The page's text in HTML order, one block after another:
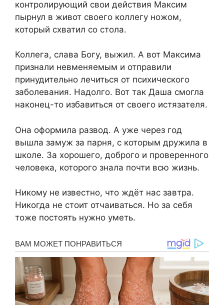
контролирующий свои действия Максим
пырнул в живот своего коллегу ножом,
который схватил со стола.
Коллега, слава Богу, выжил. А вот Максима
признали невменяемым и отправили
принудительно лечиться от психического
заболевания. Надолго. Вот так Даша смогла
наконец-то избавиться от своего истязателя.
Она оформила развод. А уже через год
вышла замуж за парня, с которым дружила в
школе. За хорошего, доброго и проверенного
человека, которого знала почти всю жизнь.
Никому не известно, что ждёт нас завтра.
Никогда не стоит отчаиваться. Но за себя
тоже постоять нужно уметь.